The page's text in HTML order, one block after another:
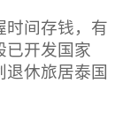
时间存钱，有
已开发国家
休旅居泰国